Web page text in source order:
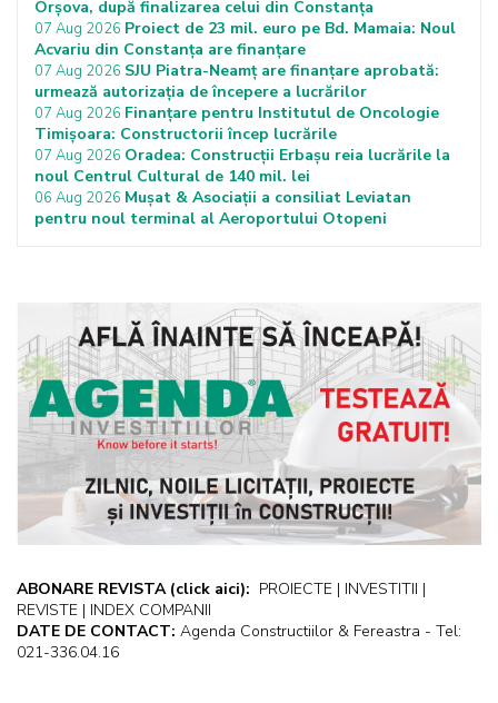
Orșova, după finalizarea celui din Constanța
07 Aug 2026 Proiect de 23 mil. euro pe Bd. Mamaia: Noul
Acvariu din Constanța are finanțare
07 Aug 2026 SJU Piatra-Neamț are finanțare aprobată:
urmează autorizația de începere a lucrărilor
07 Aug 2026 Finanțare pentru Institutul de Oncologie
Timișoara: Constructorii încep lucrările
07 Aug 2026 Oradea: Construcții Erbașu reia lucrările la
noul Centrul Cultural de 140 mil. lei
06 Aug 2026 Mușat & Asociații a consiliat Leviatan
pentru noul terminal al Aeroportului Otopeni
ABONARE REVISTA (click aici): PROIECTE | INVESTITII |
REVISTE | INDEX COMPANII
DATE DE CONTACT: Agenda Constructiilor & Fereastra - Tel:
021-336.04.16